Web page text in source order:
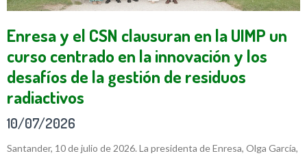
Enresa y el CSN clausuran en la UIMP un
curso centrado en la innovación y los
desafíos de la gestión de residuos
radiactivos
10/07/2026
Santander, 10 de julio de 2026. La presidenta de Enresa, Olga García,